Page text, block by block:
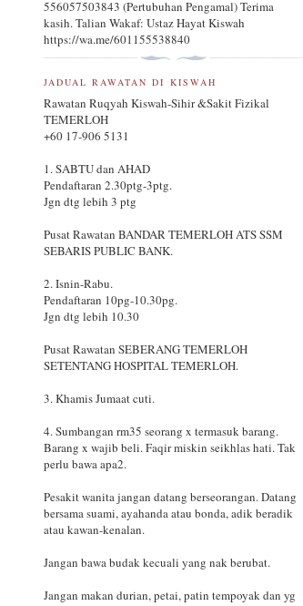
556057503843 (Pertubuhan Pengamal) Terima
kasih. Talian Wakaf: Ustaz Hayat Kiswah
https://wa.me/601155538840
JADUAL RAWATAN DI KISWAH
Rawatan Ruqyah Kiswah-Sihir &Sakit Fizikal
TEMERLOH
+60 17-906 5131
1. SABTU dan AHAD
Pendaftaran 2.30ptg-3ptg.
Jgn dtg lebih 3 ptg
Pusat Rawatan BANDAR TEMERLOH ATS SSM
SEBARIS PUBLIC BANK.
2. Isnin-Rabu.
Pendaftaran 10pg-10.30pg.
Jgn dtg lebih 10.30
Pusat Rawatan SEBERANG TEMERLOH
SETENTANG HOSPITAL TEMERLOH.
3. Khamis Jumaat cuti.
4. Sumbangan rm35 seorang x termasuk barang.
Barang x wajib beli. Faqir miskin seikhlas hati. Tak
perlu bawa apa2.
Pesakit wanita jangan datang berseorangan. Datang
bersama suami, ayahanda atau bonda, adik beradik
atau kawan-kenalan.
Jangan bawa budak kecuali yang nak berubat.
Jangan makan durian, petai, patin tempoyak dan yg